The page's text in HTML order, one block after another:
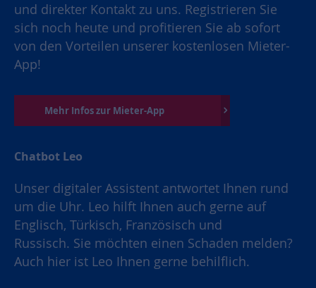
und direkter Kontakt zu uns. Registrieren Sie
sich noch heute und profitieren Sie ab sofort
von den Vorteilen unserer kostenlosen Mieter-
App!
Mehr Infos zur Mieter-App
Chatbot Leo
Unser digitaler Assistent antwortet Ihnen rund
um die Uhr. Leo hilft Ihnen auch gerne auf
Englisch, Türkisch, Französisch und
Russisch. Sie möchten einen Schaden melden?
Auch hier ist Leo Ihnen gerne behilflich.